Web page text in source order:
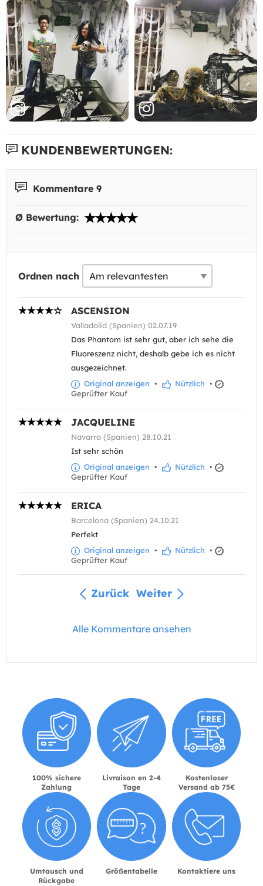
KUNDENBEWERTUNGEN:
Kommentare 9
Ø Bewertung:
Ordnen nach
ASCENSION
Valladolid (Spanien) 02.07.19
Das Phantom ist sehr gut, aber ich sehe die
Fluoreszenz nicht, deshalb gebe ich es nicht
ausgezeichnet.
Original anzeigen • Nützlich •
Geprüfter Kauf
JACQUELINE
Navarra (Spanien) 28.10.21
Ist sehr schön
Original anzeigen • Nützlich •
Geprüfter Kauf
ERICA
Barcelona (Spanien) 24.10.21
Perfekt
Original anzeigen • Nützlich •
Geprüfter Kauf
Zurück Weiter
Alle Kommentare ansehen
100% sichere
Zahlung
Livraison en 2-4
Tage
Kostenloser
Versand ab 75€
Umtausch und
Rückgabe
Größentabelle Kontaktiere uns